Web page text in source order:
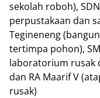
sekolah roboh),
perpustakaan dan
Tegineneng
tertimpa pohon),
laboratorium rusak
dan RA Maarif V
rusak)